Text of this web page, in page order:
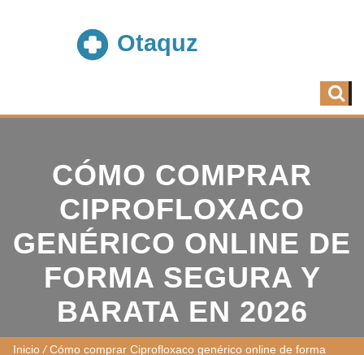
CÓMO COMPRAR
CIPROFLOXACO
GENÉRICO ONLINE DE
FORMA SEGURA Y
BARATA EN 2026
Inicio /Cómo comprar Ciprofloxaco genérico online de forma